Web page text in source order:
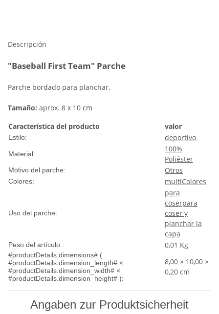
Descripción
"Baseball First Team" Parche
Parche bordado para planchar.
Tamaño: aprox. 8 x 10 cm
Característica del producto
valor
Estilo: deportivo
Material:
100%
Poliéster
Motivo del parche: Otros
Colores: multiColores
Uso del parche:
para
coserpara
coser y
planchar la
capa
Peso del artículo : 0,01 Kg
#productDetails.dimensions# (
#productDetails.dimension_length# ×
#productDetails.dimension_width# ×
#productDetails.dimension_height# ):
8,00 × 10,00 ×
0,20 cm
Angaben zur Produktsicherheit